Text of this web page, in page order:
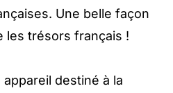
Une belle façon
les trésors français !
appareil destiné à la